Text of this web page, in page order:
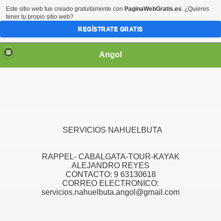
Angol
SERVICIOS NAHUELBUTA
RAPPEL- CABALGATA-TOUR-KAYAK
ALEJANDRO REYES
CONTACTO: 9 63130618
CORREO ELECTRONICO:
servicios.nahuelbuta.angol@gmail.com
Nahuel Tour
Este sitio web fue creado gratuitamente con PaginaWebGratis.es. ¿Quieres
tener tu propio sitio web?
REGÍSTRATE GRATIS